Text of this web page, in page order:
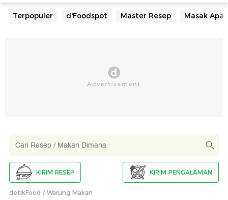
Terpopuler d'Foodspot Master Resep Masak Apa
KIRIM RESEP KIRIM PENGALAMAN
detikFood Warung Makan